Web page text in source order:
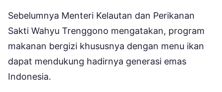
Sebelumnya Menteri Kelautan dan Perikanan
Sakti Wahyu Trenggono mengatakan, program
makanan bergizi khususnya dengan menu ikan
dapat mendukung hadirnya generasi emas
Indonesia.